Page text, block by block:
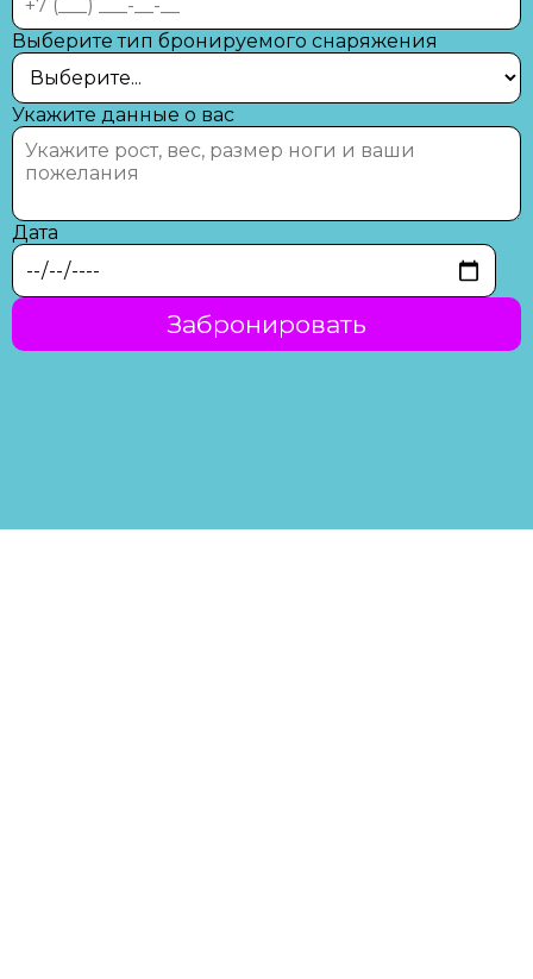
Выберите тип бронируемого снаряжения
Укажите данные о вас
Дата
Забронировать